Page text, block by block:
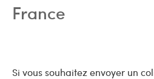
France
Si vous souhaitez envoyer un